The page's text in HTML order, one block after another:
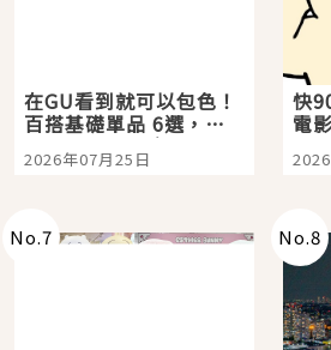
在GU看到就可以包色！
百搭基礎單品 6選，閉
眼全收也不心疼
2026年07月25日
快
電
嗎
「
No.7 No.8